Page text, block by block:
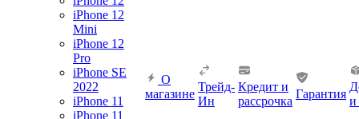
iPhone 12
Mini
iPhone 12
Pro
iPhone SE
2022
iPhone 11
iPhone 11
О
магазине
Трейд-
Ин
Кредит и
рассрочка
Гарантия
и